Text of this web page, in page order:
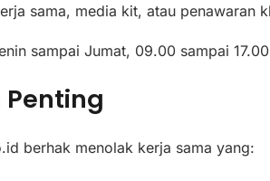
sama, media kit, atau penawaran
sampai Jumat, 09.00 sampai
berhak menolak kerja sama yang: